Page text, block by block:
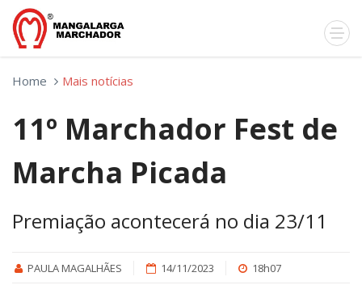
Home Mais notícias
11º Marchador Fest de
Marcha Picada
Premiação acontecerá no dia 23/11
PAULA MAGALHÃES 14/11/2023 18h07